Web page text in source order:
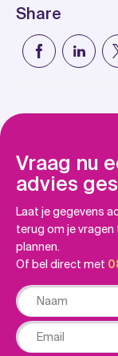
Share
Vraag nu
advies
Laat je gegevens
terug om je
plannen.
Of bel direct met
Naam
Email